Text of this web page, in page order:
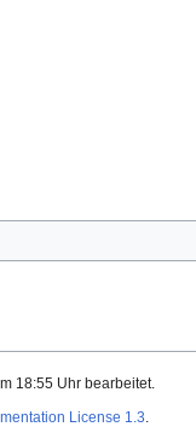
18:55 Uhr bearbeitet.
License 1.3.